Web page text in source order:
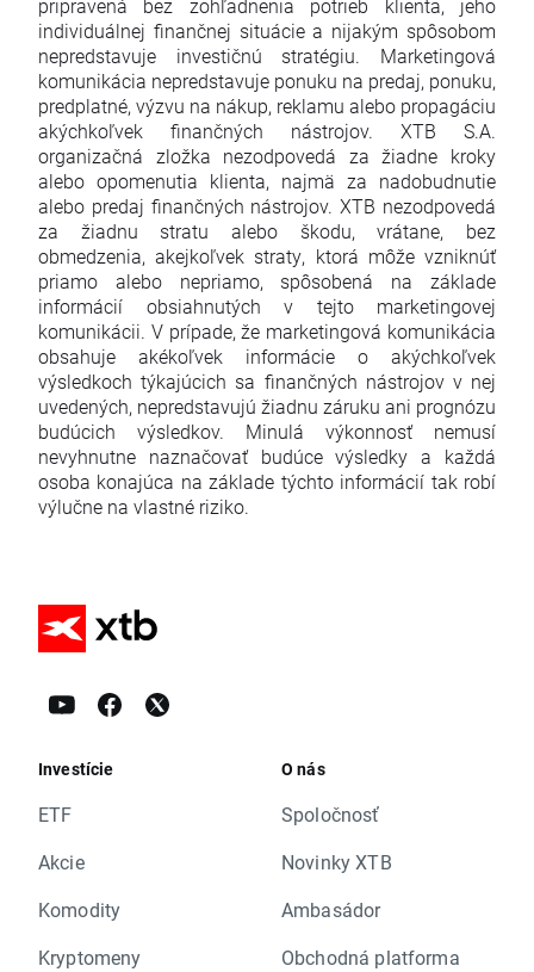
pripravená bez zohľadnenia potrieb klienta, jeho
individuálnej finančnej situácie a nijakým spôsobom
nepredstavuje investičnú stratégiu. Marketingová
komunikácia nepredstavuje ponuku na predaj, ponuku,
predplatné, výzvu na nákup, reklamu alebo propagáciu
akýchkoľvek finančných nástrojov. XTB S.A.
organizačná zložka nezodpovedá za žiadne kroky
alebo opomenutia klienta, najmä za nadobudnutie
alebo predaj finančných nástrojov. XTB nezodpovedá
za žiadnu stratu alebo škodu, vrátane, bez
obmedzenia, akejkoľvek straty, ktorá môže vzniknúť
priamo alebo nepriamo, spôsobená na základe
informácií obsiahnutých v tejto marketingovej
komunikácii. V prípade, že marketingová komunikácia
obsahuje akékoľvek informácie o akýchkoľvek
výsledkoch týkajúcich sa finančných nástrojov v nej
uvedených, nepredstavujú žiadnu záruku ani prognózu
budúcich výsledkov. Minulá výkonnosť nemusí
nevyhnutne naznačovať budúce výsledky a každá
osoba konajúca na základe týchto informácií tak robí
výlučne na vlastné riziko.
Investície
ETF
Akcie
Komodity
Kryptomeny
O nás
Spoločnosť
Novinky XTB
Ambasádor
Obchodná platforma